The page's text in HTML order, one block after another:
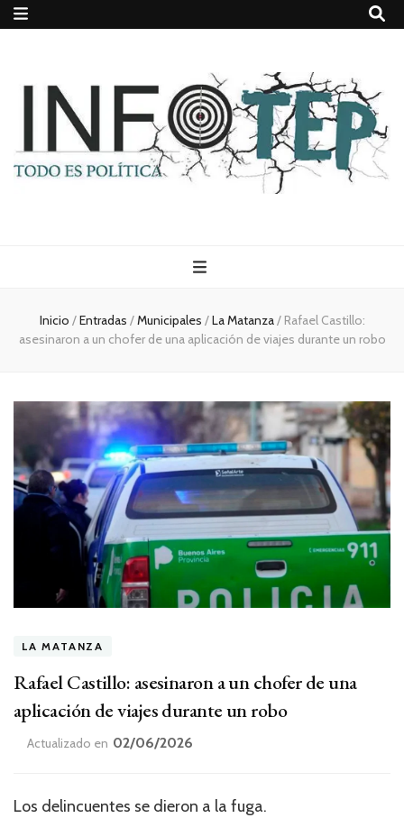
Todo es
(rosca)
política
Inicio /Entradas /Municipales /La Matanza/ Rafael Castillo:
asesinaron a un chofer de una aplicación de viajes durante un robo
LA MATANZA
Rafael Castillo: asesinaron a un chofer de una
aplicación de viajes durante un robo
Actualizado en 02/06/2026
Los delincuentes se dieron a la fuga.